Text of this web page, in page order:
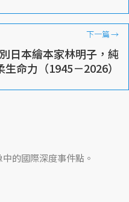
下一篇→
日本繪本家林明子，純
命力（1945－2026）
的國際深度事件點。